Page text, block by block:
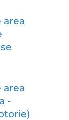
area
area
-